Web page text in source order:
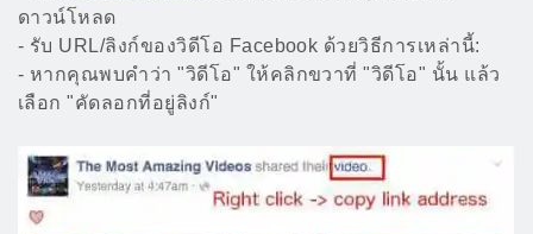
ดาวน์โหลด
- รับ URL/ลิงก์ของวิดีโอ Facebook ด้วยวิธีการเหล่านี้:
- หากคุณพบคำว่า "วิดีโอ" ให้คลิกขวาที่ "วิดีโอ" นั้น แล้ว
เลือก "คัดลอกที่อยู่ลิงก์"